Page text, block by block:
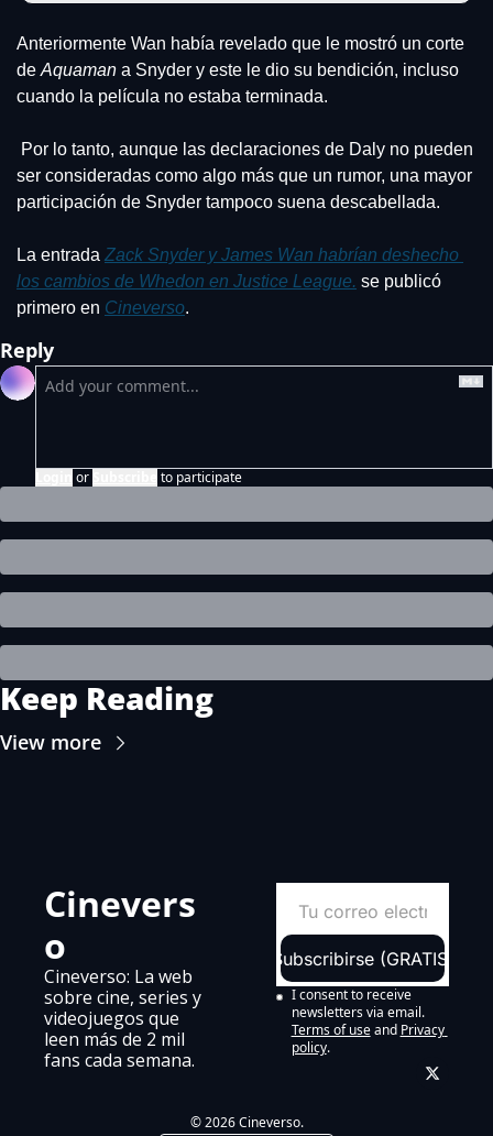
Anteriormente Wan había revelado que le mostró un corte
de Aquaman a Snyder y este le dio su bendición, incluso
cuando la película no estaba terminada.
ser consideradas como algo más que un rumor, una mayor
participación de Snyder tampoco suena descabellada.
La entrada Zack Snyder y James Wan habrían deshecho
los cambios de Whedon en Justice League. se publicó
primero en Cineverso.
Reply
or to participate
Keep Reading
View more
Cinevers
o
Cineverso: La web
sobre cine, series y
videojuegos que
leen más de 2 mil
fans cada semana.
Subscribirse (GRATIS)
I consent to receive
newsletters via email.
Terms of use and Privacy
policy.
© 2026 Cineverso.